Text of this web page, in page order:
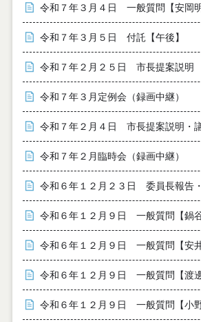
令和７年３月４日 一般質問【安岡明
令和７年３月５日 付託【午後】
令和７年２月２５日 市長提案説明
令和７年３月定例会（録画中継）
令和７年２月４日 市長提案説明・
令和７年２月臨時会（録画中継）
令和６年１２月２３日 委員長報告
令和６年１２月９日 一般質問【鍋
令和６年１２月９日 一般質問【安井
令和６年１２月９日 一般質問【渡邊
令和６年１２月９日 一般質問【小